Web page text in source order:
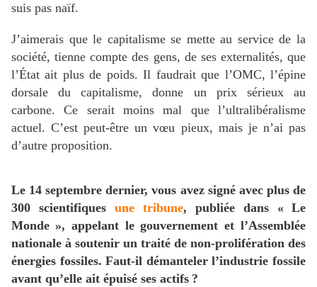
suis pas naïf.
J’aimerais que le capitalisme se mette au service de la
société, tienne compte des gens, de ses externalités, que
l’État ait plus de poids. Il faudrait que l’OMC, l’épine
dorsale du capitalisme, donne un prix sérieux au
carbone. Ce serait moins mal que l’ultralibéralisme
actuel. C’est peut-être un vœu pieux, mais je n’ai pas
d’autre proposition.
Le 14 septembre dernier, vous avez signé avec plus de
300 scientifiques une tribune, publiée dans « Le
Monde », appelant le gouvernement et l’Assemblée
nationale à soutenir un traité de non-prolifération des
énergies fossiles. Faut-il démanteler l’industrie fossile
avant qu’elle ait épuisé ses actifs ?